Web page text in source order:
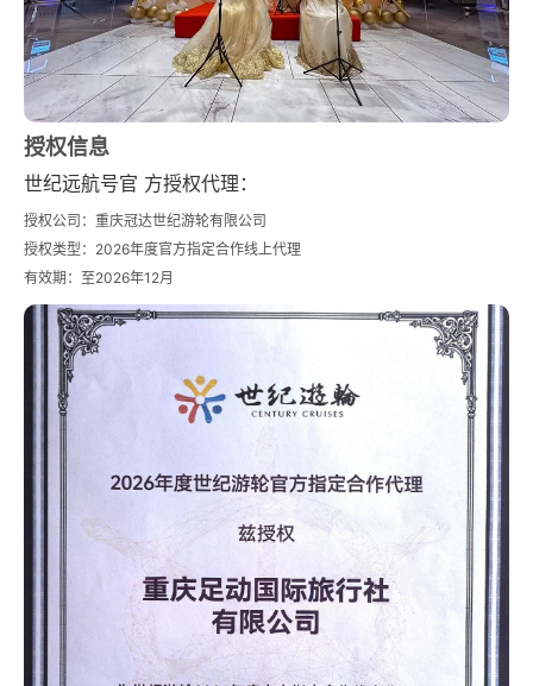
授权信息
世纪远航号官 方授权代理：
授权公司：重庆冠达世纪游轮有限公司
授权类型：2026年度官方指定合作线上代理
有效期：至2026年12月